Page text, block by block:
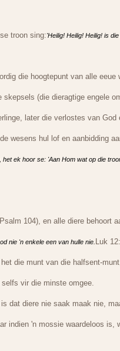
troon sing:'Heilig! Heilig! Heilig! is
die hoogtepunt van alle
skepsels (die dieragtige engele
later die verlostes van
wesens hul lof en aanbidding
ek hoor se: 'Aan Hom wat op die
104), en alle diere behoort
nie 'n enkele een van hulle nie. Luk
die munt van die halfsent-
vir die minste omgee.
dat diere nie saak maak nie,
indien 'n mossie waardeloos is,